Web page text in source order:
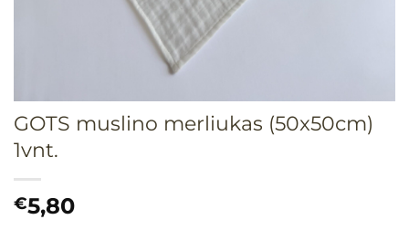
GOTS muslino merliukas (50x50cm)
1vnt.
€5,80